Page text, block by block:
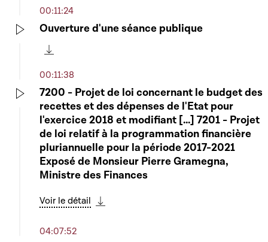
00:11:24
Ouverture d'une séance publique
00:11:38
7200 - Projet de loi concernant le budget des
recettes et des dépenses de l'Etat pour
l'exercice 2018 et modifiant [...] 7201 - Projet
de loi relatif à la programmation financière
pluriannuelle pour la période 2017-2021
Exposé de Monsieur Pierre Gramegna,
Ministre des Finances
Voir le détail
04:07:52